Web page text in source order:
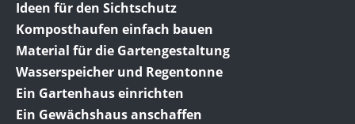
Ideen für den Sichtschutz
Komposthaufen einfach bauen
Material für die Gartengestaltung
Wasserspeicher und Regentonne
Ein Gartenhaus einrichten
Ein Gewächshaus anschaffen